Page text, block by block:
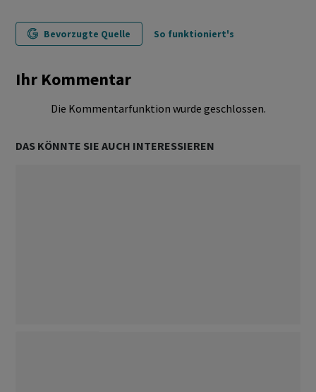
Bevorzugte Quelle So funktioniert's
Ihr Kommentar
Die Kommentarfunktion wurde geschlossen.
DAS KÖNNTE SIE AUCH INTERESSIEREN